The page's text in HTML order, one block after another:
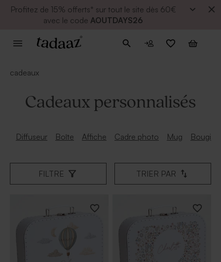
Profitez de 15% offerts* sur tout le site dès 60€
avec le code AOUTDAYS26
cadeaux
Cadeaux personnalisés
Diffuseur Boîte Affiche Cadre photo Mug Bougie
FILTRE TRIER PAR